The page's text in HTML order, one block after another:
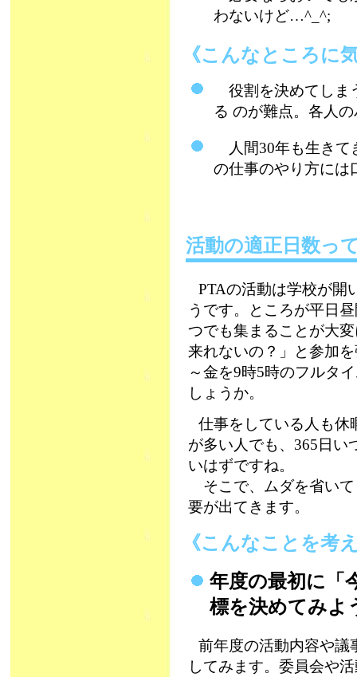
わないけど…^_^;
《こんなところ
役割を決めてしま
る のが難点。各人
人間30年も生きて
の仕事のやり方に
活動の適正日数っ
PTAの活動は学校が開
うです。ところが平日
つでも集まることが大
来れないの？」と参加
～金を9時5時のフルタ
しょうか。
仕事をしている人も休
が多い人でも、365日い
いはずですね。
そこで、ムダを省いて
要が出てきます。
《こんなことを
年度の最初に「
標を決めてみ
前年度の活動内容や議
してみます。委員会や